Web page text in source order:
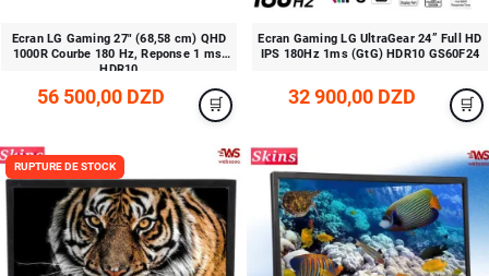
Ecran LG Gaming 27" (68,58 cm) QHD
1000R Courbe 180 Hz, Reponse 1 ms,
HDR10
56 500,00 DZD
Ecran Gaming LG UltraGear 24” Full HD
IPS 180Hz 1ms (GtG) HDR10 GS60F24
32 900,00 DZD
RUPTURE DE STOCK